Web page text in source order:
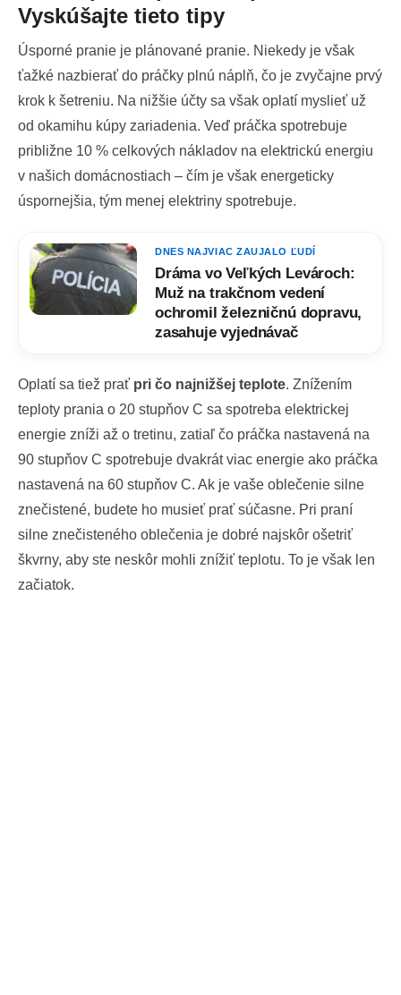
Vyskúšajte tieto tipy
Úsporné pranie je plánované pranie. Niekedy je však
ťažké nazbierať do práčky plnú náplň, čo je zvyčajne prvý
krok k šetreniu. Na nižšie účty sa však oplatí myslieť už
od okamihu kúpy zariadenia. Veď práčka spotrebuje
približne 10 % celkových nákladov na elektrickú energiu
v našich domácnostiach – čím je však energeticky
úspornejšia, tým menej elektriny spotrebuje.
DNES NAJVIAC ZAUJALO ĽUDÍ
Dráma vo Veľkých Levároch:
Muž na trakčnom vedení
ochromil železničnú dopravu,
zasahuje vyjednávač
Oplatí sa tiež prať pri čo najnižšej teplote. Znížením
teploty prania o 20 stupňov C sa spotreba elektrickej
energie zníži až o tretinu, zatiaľ čo práčka nastavená na
90 stupňov C spotrebuje dvakrát viac energie ako práčka
nastavená na 60 stupňov C. Ak je vaše oblečenie silne
znečistené, budete ho musieť prať súčasne. Pri praní
silne znečisteného oblečenia je dobré najskôr ošetriť
škvrny, aby ste neskôr mohli znížiť teplotu. To je však len
začiatok.